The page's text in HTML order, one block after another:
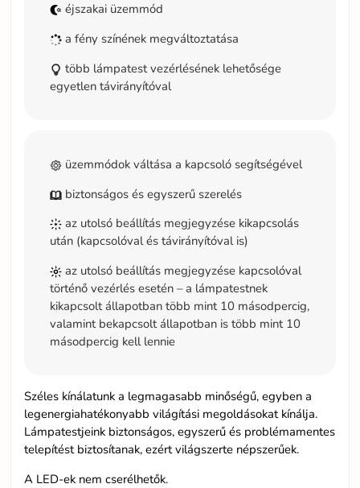
éjszakai üzemmód
a fény színének megváltoztatása
több lámpatest vezérlésének lehetősége
egyetlen távirányítóval
üzemmódok váltása a kapcsoló segítségével
biztonságos és egyszerű szerelés
az utolsó beállítás megjegyzése kikapcsolás
után (kapcsolóval és távirányítóval is)
az utolsó beállítás megjegyzése kapcsolóval
történő vezérlés esetén – a lámpatestnek
kikapcsolt állapotban több mint 10 másodpercig,
valamint bekapcsolt állapotban is több mint 10
másodpercig kell lennie
Széles kínálatunk a legmagasabb minőségű, egyben a
legenergiahatékonyabb világítási megoldásokat kínálja.
Lámpatestjeink biztonságos, egyszerű és problémamentes
telepítést biztosítanak, ezért világszerte népszerűek.
A LED-ek nem cserélhetők.